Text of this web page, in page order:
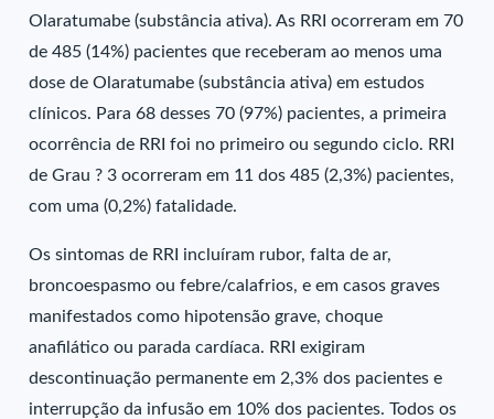
Olaratumabe (substância ativa). As RRI ocorreram em 70
de 485 (14%) pacientes que receberam ao menos uma
dose de Olaratumabe (substância ativa) em estudos
clínicos. Para 68 desses 70 (97%) pacientes, a primeira
ocorrência de RRI foi no primeiro ou segundo ciclo. RRI
de Grau ? 3 ocorreram em 11 dos 485 (2,3%) pacientes,
com uma (0,2%) fatalidade.
Os sintomas de RRI incluíram rubor, falta de ar,
broncoespasmo ou febre/calafrios, e em casos graves
manifestados como hipotensão grave, choque
anafilático ou parada cardíaca. RRI exigiram
descontinuação permanente em 2,3% dos pacientes e
interrupção da infusão em 10% dos pacientes. Todos os